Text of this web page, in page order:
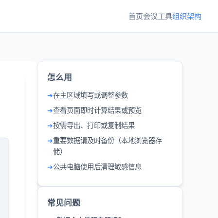
首页会议工具组织架构
怎么用
在主区域填写或调整参数
查看页面即时计算结果或预览
按需导出、打印或复制结果
重要数据请及时备份（本地浏览器存
储）
公共电脑使用后清理敏感信息
常见问题